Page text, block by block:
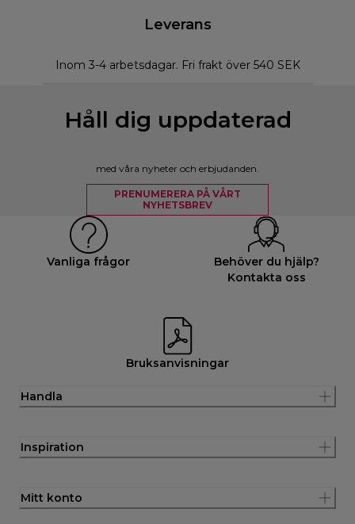
Leverans
Inom 3-4 arbetsdagar. Fri frakt över 540 SEK
Håll dig uppdaterad
med våra nyheter och erbjudanden.
PRENUMERERA PÅ VÅRT
NYHETSBREV
Vanliga frågor
Behöver du hjälp?
Kontakta oss
Bruksanvisningar
Handla
Inspiration
Mitt konto